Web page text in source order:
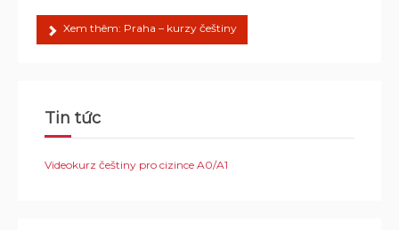
Xem thêm: Praha – kurzy češtiny
Tin tức
Videokurz češtiny pro cizince A0/A1